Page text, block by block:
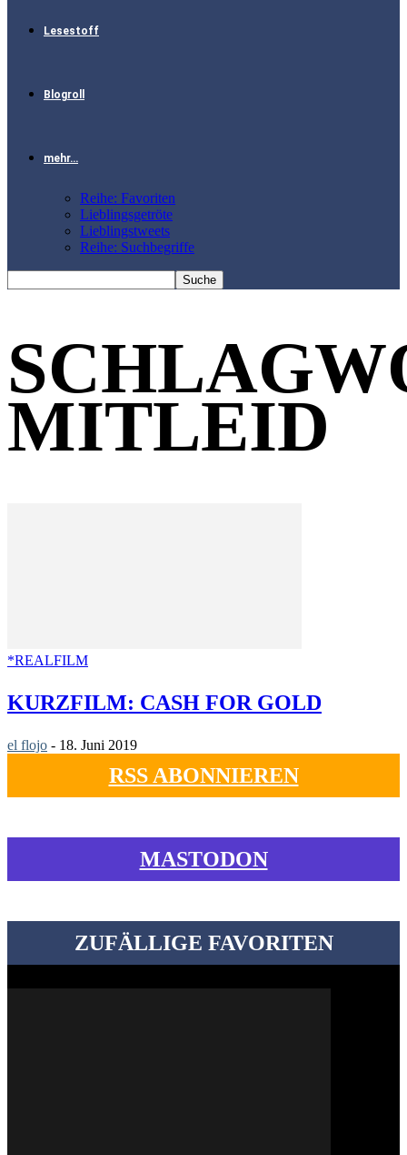
Lesestoff
Blogroll
mehr…
Reihe: Favoriten
Lieblingsgetröte
Lieblingstweets
Reihe: Suchbegriffe
MITLEID
*REALFILM
KURZFILM: CASH FOR GOLD
el flojo - 18. Juni 2019
RSS ABONNIEREN
MASTODON
ZUFÄLLIGE FAVORITEN